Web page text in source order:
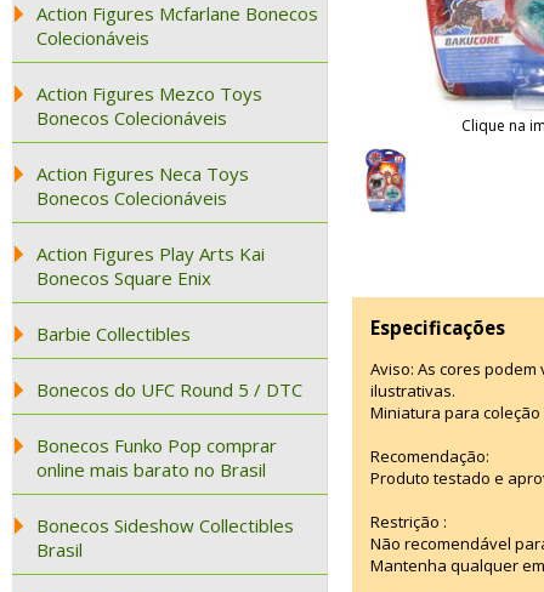
Action Figures Mcfarlane Bonecos
Colecionáveis
Action Figures Mezco Toys
Bonecos Colecionáveis
Action Figures Neca Toys
Bonecos Colecionáveis
Action Figures Play Arts Kai
Bonecos Square Enix
Barbie Collectibles
Bonecos do UFC Round 5 / DTC
Bonecos Funko Pop comprar
online mais barato no Brasil
Bonecos Sideshow Collectibles
Brasil
Clique na
Especificações
Aviso: As cores
ilustrativas.
Miniatura para
Recomendação:
Produto testado e
Restrição :
Não recomendável
Mantenha qualquer